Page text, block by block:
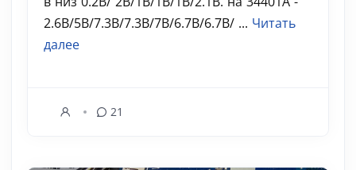
2.6В/5В/7.3В/7.3В/7В/6.7В/6.7В/ ... Читать
далее
21